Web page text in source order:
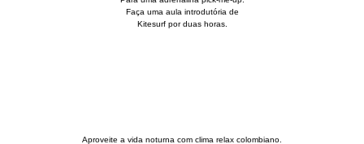
Faça uma aula introdutória de
Kitesurf por duas horas.
Aproveite a vida noturna com clima relax colombiano.